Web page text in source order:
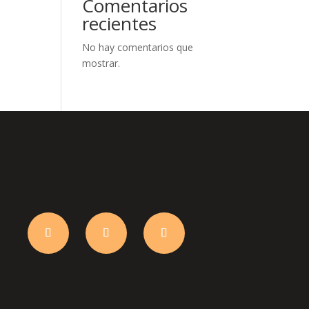
Comentarios
recientes
No hay comentarios que
mostrar.